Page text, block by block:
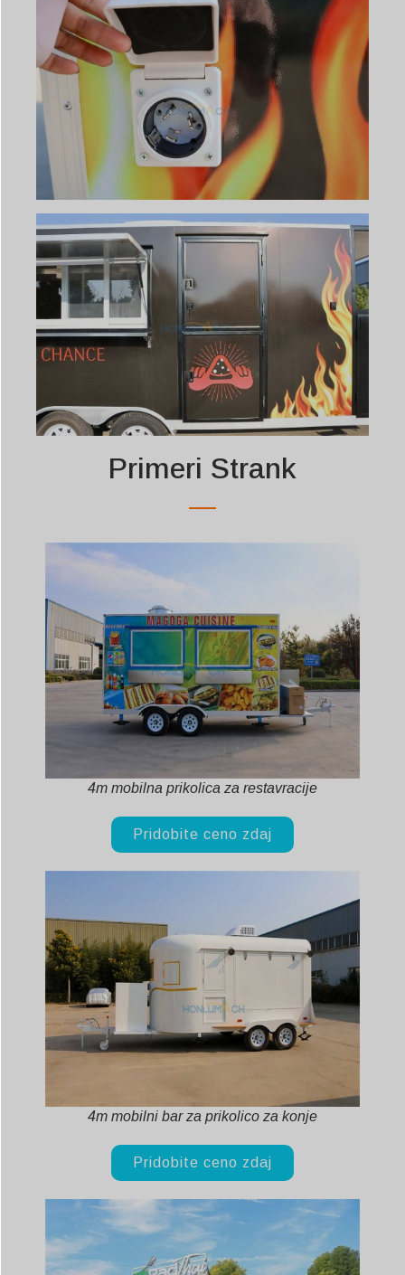
Primeri Strank
4m mobilna prikolica za restavracije
Pridobite ceno zdaj
4m mobilni bar za prikolico za konje
Pridobite ceno zdaj
Čeština
Latviešu valoda
Dansk
Српски језик
Norsk nynorsk
Eesti
Български
Nederlands (België)
Norsk bokmål